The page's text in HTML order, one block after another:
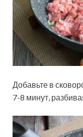
Добавьте в
7-8 минут,